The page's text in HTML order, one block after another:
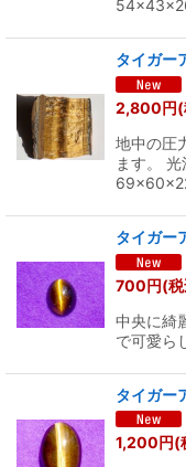
タイガー
2,800円
地中の圧
ます。
タイガー
700円(
中央に綺
で可愛
タイガ
1,200円(